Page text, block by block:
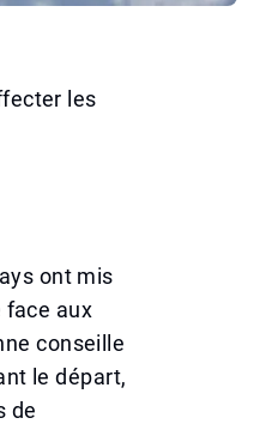
les
ont mis
face aux
conseille
le départ,
de